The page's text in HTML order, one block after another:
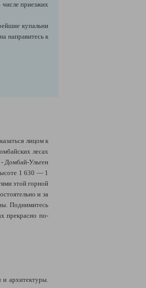
числе приезжих
купальни
направитесь к
лицом к
лесах
Домбай-Ульген
1 630 — 1
этой горной
и за
Поднимитесь
прекрасно по-
и архитектуры.